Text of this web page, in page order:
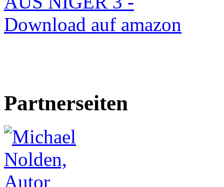
Partnerseiten